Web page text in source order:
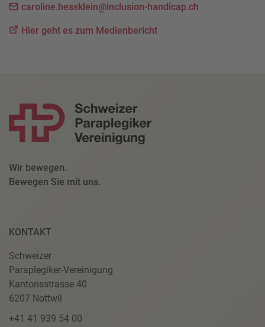
caroline.hessklein@inclusion-handicap.ch
Hier geht es zum Medienbericht
Wir bewegen.
Bewegen Sie mit uns.
KONTAKT
Schweizer
Paraplegiker-Vereinigung
Kantonsstrasse 40
6207 Nottwil
+41 41 939 54 00